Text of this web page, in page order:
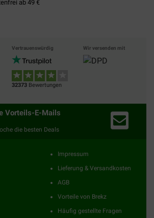
ab 49 €
Vertrauenswürdig
32373 Bewertungen
Wir versenden mit
Vorteils-E-Mails
die besten Deals
Impressum
Lieferung & Versandkosten
AGB
Vorteile von Brekz
Häufig gestellte Fragen